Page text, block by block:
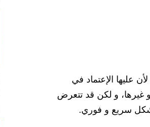
عليها الإعتماد في
غيرها، و لكن قد تتعرض
بشكل سريع و فوري.